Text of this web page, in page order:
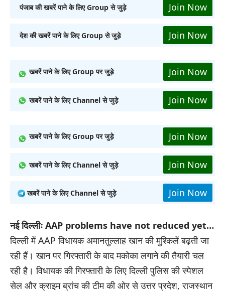
पंजाब की खबरें पाने के लिए Group से जुड़े Join Now
देश की खबरें पाने के लिए Group से जुड़े Join Now
खबरें पाने के लिए Group पर जुड़े Join Now
खबरें पाने के लिए Channel से जुड़े Join Now
खबरें पाने के लिए Group पर जुड़े Join Now
खबरें पाने के लिए Channel से जुड़े Join Now
खबरें पाने के लिए Channel से जुड़े Join Now
नई दिल्लीः AAP problems have not reduced yet…
दिल्ली में AAP विधायक अमानतुल्लाह खान की मुश्किलें बढ़ती जा
रही हैं। खान पर गिरफ्तारी के बाद मकोका लगाने की तैयारी चल
रही है। विधायक की गिरफ्तारी के लिए दिल्ली पुलिस की स्पेशल
सेल और क्राइम ब्रांच की टीम की ओर से उत्तर प्रदेश, राजस्थान